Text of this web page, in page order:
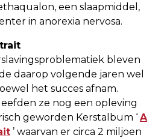
een slaapmiddel,
in anorexia nervosa.
bleven
daarop volgende jaren wel
het succes afnam.
ze nog een opleving
geworden Kerstalbum ‘ A
’ waarvan er circa 2 miljoen